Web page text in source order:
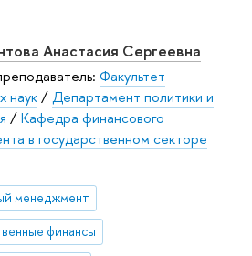
Анастасия Сергеевна
Факультет
наук/Департамент политики и
/Кафедра финансового
в государственном секторе
менеджмент
финансы